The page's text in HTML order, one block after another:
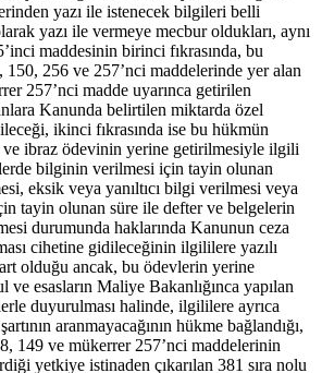
yazı ile istenecek bilgileri belli
yazı ile vermeye mecbur oldukları, aynı
maddesinin birinci fıkrasında, bu
256 ve 257’nci maddelerinde yer alan
257’nci madde uyarınca getirilen
Kanunda belirtilen miktarda özel
ikinci fıkrasında ise bu hükmün
ibraz ödevinin yerine getirilmesiyle ilgili
bilginin verilmesi için tayin olunan
eksik veya yanıltıcı bilgi verilmesi veya
tayin olunan süre ile defter ve belgelerin
durumunda haklarında Kanunun ceza
cihetine gidileceğinin ilgililere yazılı
olduğu ancak, bu ödevlerin yerine
esasların Maliye Bakanlığınca yapılan
duyurulması halinde, ilgililere ayrıca
aranmayacağının hükme bağlandığı,
149 ve mükerrer 257’nci maddelerinin
yetkiye istinaden çıkarılan 381 sıra nolu